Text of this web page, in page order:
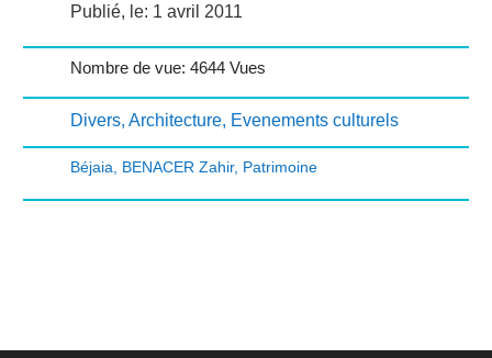
Publié, le: 1 avril 2011
Nombre de vue: 4644 Vues
Divers, Architecture, Evenements culturels
Béjaia BENACER Zahir, Patrimoine